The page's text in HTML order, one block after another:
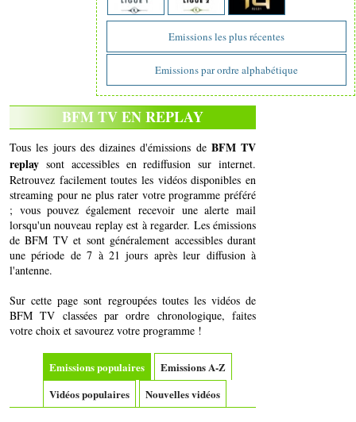
Emissions les plus récentes
Emissions par ordre alphabétique
BFM TV EN REPLAY
Tous les jours des dizaines d'émissions de BFM TV
replay sont accessibles en rediffusion sur internet.
Retrouvez facilement toutes les vidéos disponibles en
streaming pour ne plus rater votre programme préféré
; vous pouvez également recevoir une alerte mail
lorsqu'un nouveau replay est à regarder. Les émissions
de BFM TV et sont généralement accessibles durant
une période de 7 à 21 jours après leur diffusion à
l'antenne.
Sur cette page sont regroupées toutes les vidéos de
BFM TV classées par ordre chronologique, faites
votre choix et savourez votre programme !
Emissions populaires
Emissions A-Z
Vidéos populaires
Nouvelles vidéos